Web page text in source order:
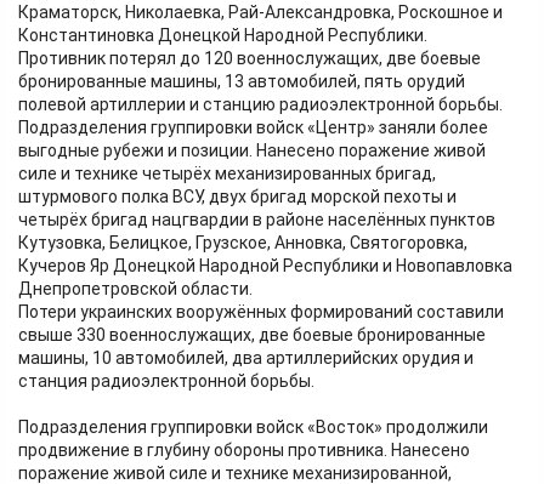
Краматорск, Николаевка, Рай-Александровка, Роскошное и
Константиновка Донецкой Народной Республики.
Противник потерял до 120 военнослужащих, две боевые
бронированные машины, 13 автомобилей, пять орудий
полевой артиллерии и станцию радиоэлектронной борьбы.
Подразделения группировки войск «Центр» заняли более
выгодные рубежи и позиции. Нанесено поражение живой
силе и технике четырёх механизированных бригад,
штурмового полка ВСУ, двух бригад морской пехоты и
четырёх бригад нацгвардии в районе населённых пунктов
Кутузовка, Белицкое, Грузское, Анновка, Святогоровка,
Кучеров Яр Донецкой Народной Республики и Новопавловка
Днепропетровской области.
Потери украинских вооружённых формирований составили
свыше 330 военнослужащих, две боевые бронированные
машины, 10 автомобилей, два артиллерийских орудия и
станция радиоэлектронной борьбы.
Подразделения группировки войск «Восток» продолжили
продвижение в глубину обороны противника. Нанесено
поражение живой силе и технике механизированной,